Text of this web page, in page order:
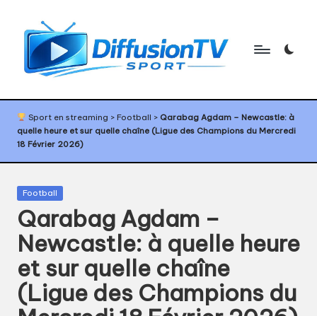
content
D
if
f
u
s
i
o
n
T
sport,
agenda
TV
sport,
calendrier
sport
Sport en streaming > Football > Qarabag Agdam – Newcastle: à
quelle heure et sur quelle chaîne (Ligue des Champions du Mercredi
18 Février 2026)
Posted
Football
Qarabag Agdam –
Newcastle: à quelle heure
et sur quelle chaîne
(Ligue des Champions du